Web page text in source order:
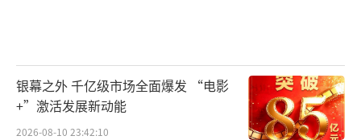
银幕之外 千亿级市场全面爆发 “电影
+”激活发展新动能
2026-08-10 23:42:10